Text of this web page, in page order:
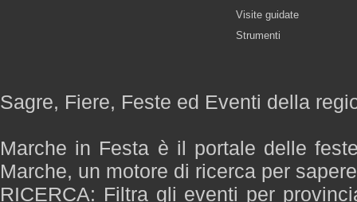
Visite guidate
Strumenti
Sagre, Fiere, Feste ed Eventi della
Marche in Festa è il portale delle
Marche, un motore di ricerca per
RICERCA: Filtra gli eventi per